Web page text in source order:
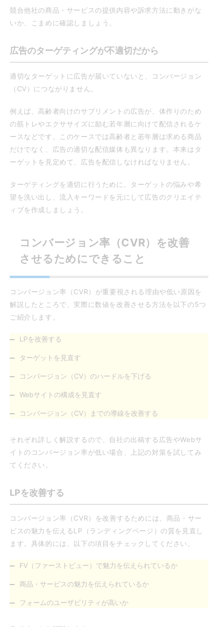
競合他社の商品・サービスの提供内容や訴求方法に動きがな
いか、こまめに確認しましょう。
広告のターゲティングが不適切だから
適切なターゲットに広告が届いていないと、コンバージョン
（CV）につながりません。
例えば、高齢者向けのサプリメントの広告が、体作りのため
の筋トレやエクササイズに励む若年層に向けて配信されるケ
ースなどです。このケースでは高齢者と若年層は求める商品
だけでなく、広告の適切な配信媒体も異なります。本来はタ
ーゲットを見定めて、広告を配信しなければなりません。
ターゲティングを適切に行うために、ターゲットの悩みや希
望を洗い出し、流入キーワードを元にして広告のクリエイテ
ィブを作成しましょう。
コンバージョン率（CVR）を改善
させるためにできること
コンバージョン率（CVR）が重要視される理由や低い原因を
解説したところで、実際に数値を改善させる方法を以下の5つ
ご紹介します。
LPを改善する
ターゲットを見直す
コンバージョン（CV）のハードルを下げる
Webサイトの構成を見直す
コンバージョン（CV）までの導線を改善する
それぞれ詳しく解説するので、自社の出稿する広告やWebサ
イトのコンバージョン率が低い場合、上記の対策を試してみ
てください。
LPを改善する
コンバージョン率（CVR）を改善するためには、商品・サー
ビスの魅力を伝えるLP（ランディングページ）の質を見直し
ます。具体的には、以下の項目をチェックしてください。
FV（ファーストビュー）で魅力を伝えられているか
商品・サービスの魅力を伝えられているか
フォームのユーザビリティが高いか